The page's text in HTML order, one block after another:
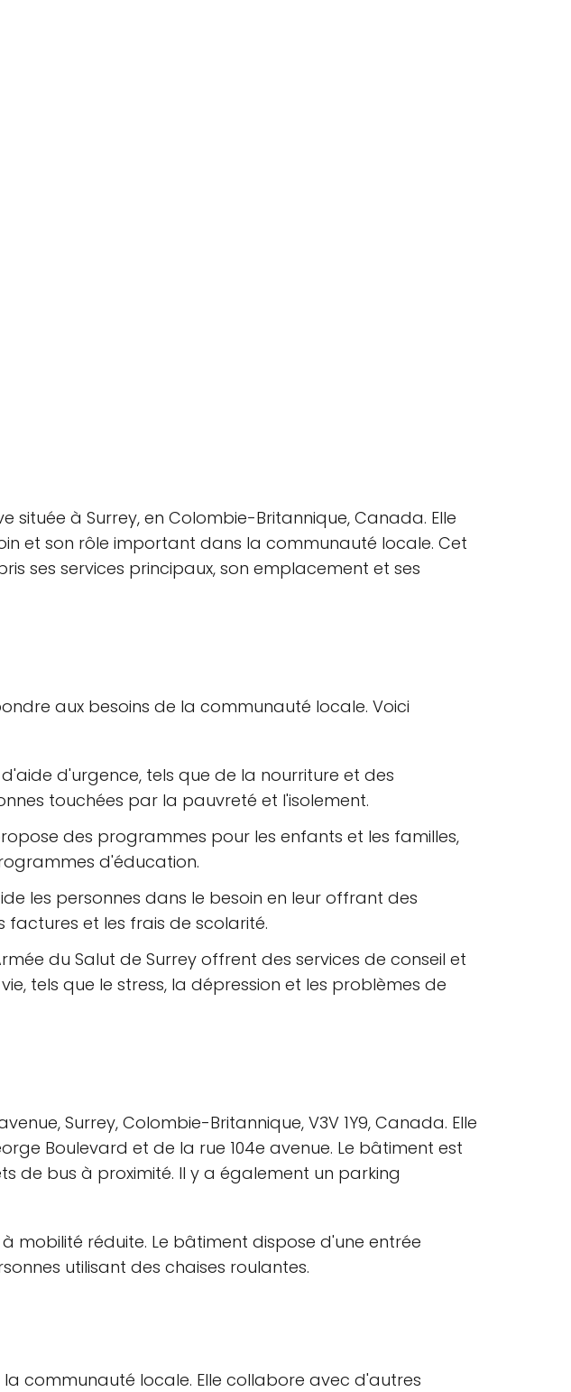
située à Surrey, en Colombie-Britannique, Canada. Elle
et son rôle important dans la communauté locale. Cet
ses services principaux, son emplacement et ses
aux besoins de la communauté locale. Voici
d'urgence, tels que de la nourriture et des
touchées par la pauvreté et l'isolement.
des programmes pour les enfants et les familles,
d'éducation.
les personnes dans le besoin en leur offrant des
factures et les frais de scolarité.
du Salut de Surrey offrent des services de conseil et
tels que le stress, la dépression et les problèmes de
Surrey, Colombie-Britannique, V3V 1Y9, Canada. Elle
Boulevard et de la rue 104e avenue. Le bâtiment est
de bus à proximité. Il y a également un parking
mobilité réduite. Le bâtiment dispose d'une entrée
utilisant des chaises roulantes.
communauté locale. Elle collabore avec d'autres